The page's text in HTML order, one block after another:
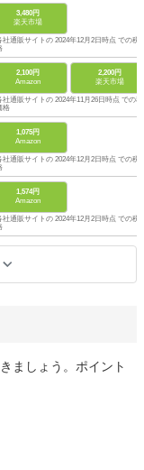
3,480円
楽天市場
通販サイトの 2024年12月2日時点 での税
2,100円
Amazon
2,200円
楽天市場
通販サイトの 2024年11月26日時点 での税
格
1,075円
Amazon
通販サイトの 2024年12月2日時点 での税
1,574円
Amazon
通販サイトの 2024年12月2日時点 での税
ましょう。ポイント